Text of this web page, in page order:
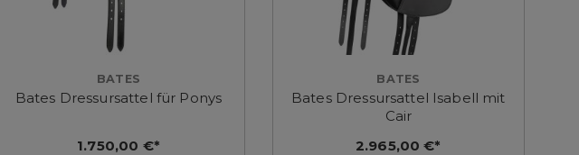
BATES
Bates Dressursattel für Ponys
1.750,00 €*
BATES
Bates Dressursattel Isabell mit
Cair
2.965,00 €*